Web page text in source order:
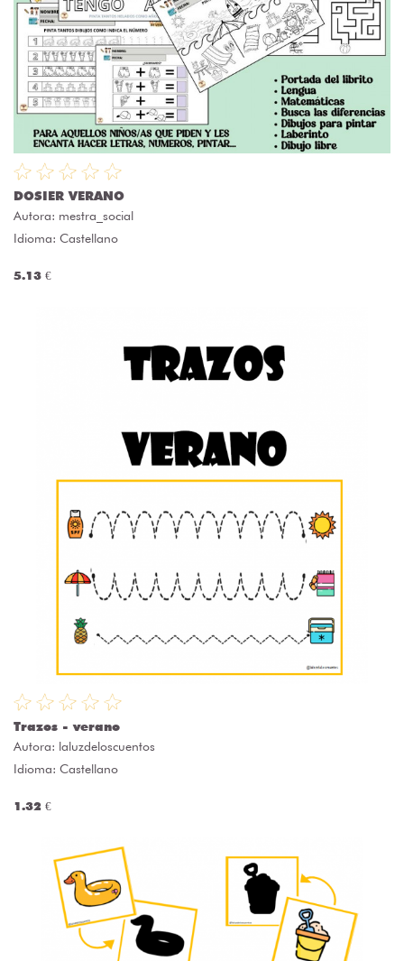
DOSIER VERANO
Autora: mestra_social
Idioma: Castellano
5.13 €
Trazos - verano
Autora: laluzdeloscuentos
Idioma: Castellano
1.32 €